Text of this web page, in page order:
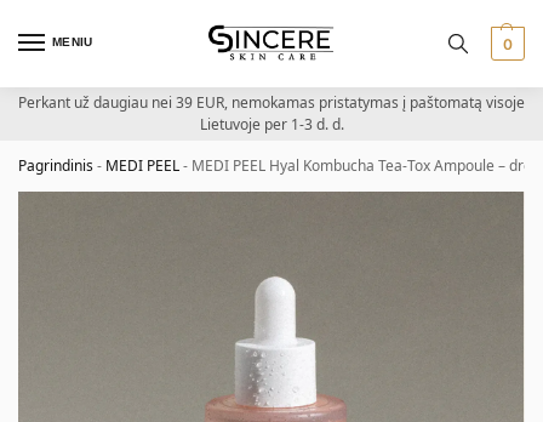
MENIU 0
Perkant už daugiau nei 39 EUR, nemokamas pristatymas į paštomatą visoje
Lietuvoje per 1-3 d. d.
Pagrindinis- MEDI PEEL- MEDI PEEL Hyal Kombucha Tea-Tox Ampoule –